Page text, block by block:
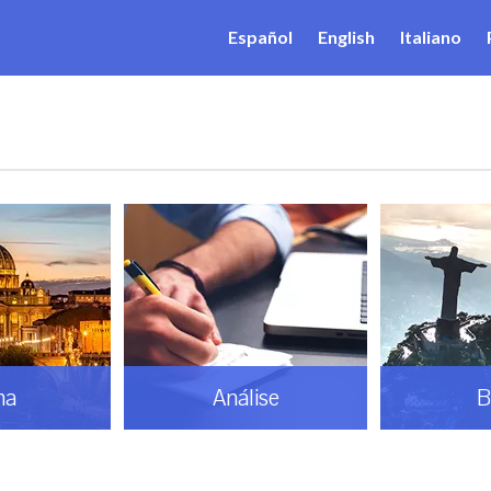
Español English Italiano
Análise